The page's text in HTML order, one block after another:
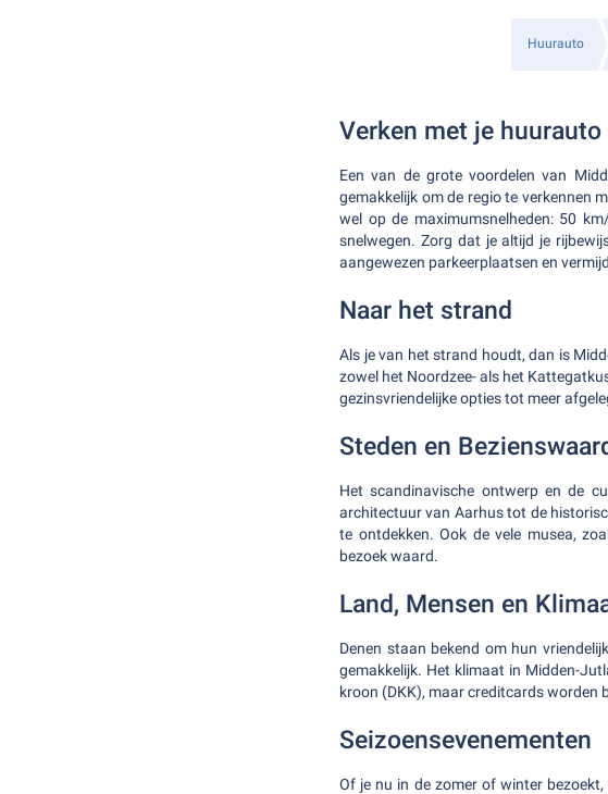
Huurauto
Verken met je huurauto
Een van de grote voordelen van
gemakkelijk om de regio te verkennen
wel op de maximumsnelheden: 50
snelwegen. Zorg dat je altijd je
aangewezen parkeerplaatsen en
Naar het strand
Als je van het strand houdt, dan is
zowel het Noordzee- als het
gezinsvriendelijke opties tot meer
Steden en
Het scandinavische ontwerp en de
architectuur van Aarhus tot de
te ontdekken. Ook de vele musea,
bezoek waard.
Land, Mensen en
Denen staan bekend om hun
gemakkelijk. Het klimaat in Midden-
kroon (DKK), maar creditcards worden
Seizoensevenementen
Of je nu in de zomer of winter